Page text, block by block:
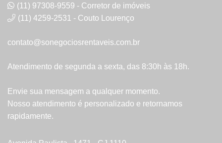
(11) 97308-9559 - Corretor de imóveis
(11) 4259-2531 - Couto Lourenço
contato@sonegociosrentaveis.com.br
Atendimento de segunda a sexta, das 8:30h às 18h.
Envie sua mensagem a qualquer momento.
Nosso atendimento é personalizado e retornamos
rapidamente.